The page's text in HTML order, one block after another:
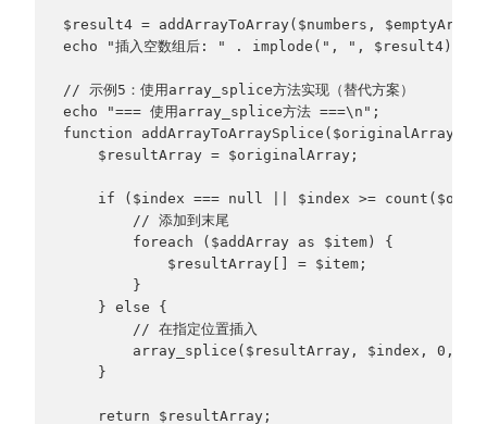
$result4 = addArrayToArray($numbers,
echo "插入空数组后: " . implode(", ", $result4) .
// 示例5：使用array_splice方法实现（替代方案）
echo "=== 使用array_splice方法 ===\n";
function addArrayToArraySplice($originalArray,
$resultArray = $originalArray;
if ($index === null || $index >=
// 添加到末尾
foreach ($addArray as $item) {
$resultArray[] = $item;
}
} else {
// 在指定位置插入
array_splice($resultArray, $index, 0,
}
return $resultArray;